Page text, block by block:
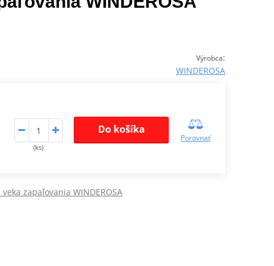
Výrobca:
WINDEROSA
(ks)
Do košíka
Porovnať
zapaľovania WINDEROSA